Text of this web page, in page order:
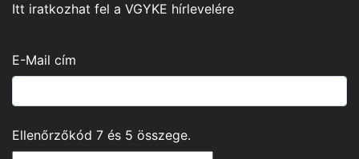
Itt iratkozhat fel a VGYKE hírlevelére
E-Mail cím
Ellenőrzőkód 7 és 5 összege.